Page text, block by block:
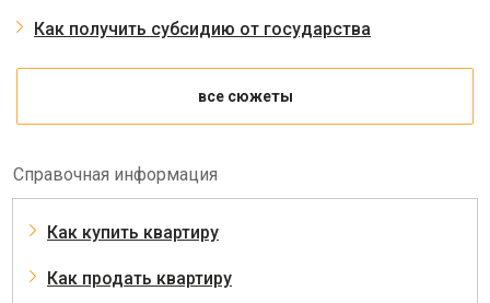
Как получить субсидию от государства
все сюжеты
Справочная информация
Как купить квартиру
Как продать квартиру